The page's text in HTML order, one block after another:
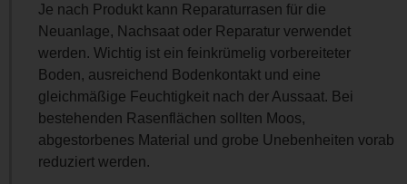
Je nach Produkt kann Reparaturrasen für die
Neuanlage, Nachsaat oder Reparatur verwendet
werden. Wichtig ist ein feinkrümelig vorbereiteter
Boden, ausreichend Bodenkontakt und eine
gleichmäßige Feuchtigkeit nach der Aussaat. Bei
bestehenden Rasenflächen sollten Moos,
abgestorbenes Material und grobe Unebenheiten vorab
reduziert werden.